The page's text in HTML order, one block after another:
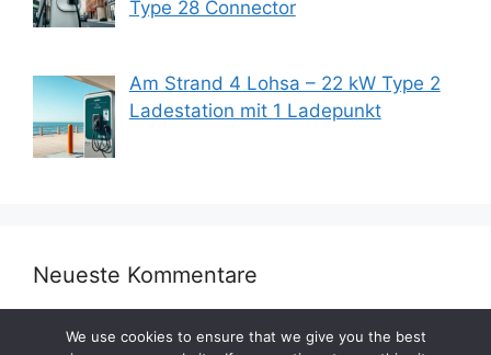
Type 28 Connector
Am Strand 4 Lohsa – 22 kW Type 2
Ladestation mit 1 Ladepunkt
Neueste Kommentare
We use cookies to ensure that we give you the best